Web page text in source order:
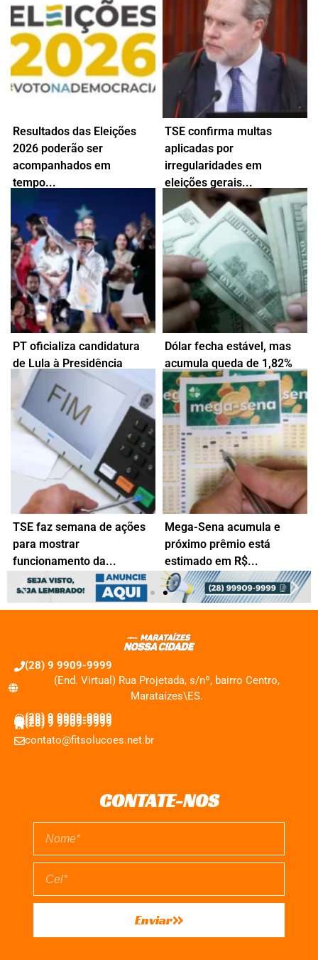
5 de agosto de 2026
Resultados das Eleições
2026 poderão ser
acompanhados em
tempo...
Site e app do TSE permitirão
consultar totalização dos...
5 de agosto de 2026
TSE confirma multas
aplicadas por
irregularidades em
eleições gerais...
Decisão do Tribunal foi
unânime em ambos os
casos,...
5 de agosto de 2026
PT oficializa candidatura
de Lula à Presidência
Geraldo Alckmin compõe a
chapa como candidato à
Vice-Presidência...
3 de agosto de 2026
Dólar fecha estável, mas
acumula queda de 1,82%
em...
Bolsa sobe 3,5% no mês e
petróleo salta mais...
3 de agosto de 2026
TSE faz semana de ações
para mostrar
funcionamento da...
Uma live será realizada
nesta segunda (3), às
17h30,...
3 de agosto de 2026
Mega-Sena acumula e
próximo prêmio está
estimado em R$...
Dezenas sorteadas foram:
30 - 35 - 38 -...
31 de julho de 2026
(28) 9 9909-9999
(End. Virtual) Rua Projetada, s/nº, bairro Centro,
Marataízes\ES.
(28) 9 9909-9999
(28) 9 9909-9999
(28) 9 9909-9999
contato@fitsolucoes.net.br
CONTATE-NOS
Enviar